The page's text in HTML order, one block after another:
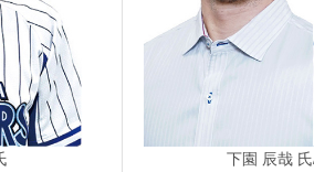
下園 辰哉